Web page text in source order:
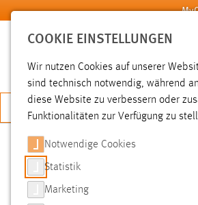
Zum Hauptinhalt springen
JETZT BEWERBEN
Hochschule Aktuelles News der OTH
COOKIE EINSTELLUNGEN
Wir nutzen Cookies auf unserer
sind technisch notwendig, während
diese Website zu verbessern oder
Funktionalitäten zur Verfügung zu
Notwendige Cookies
Statistik
Marketing